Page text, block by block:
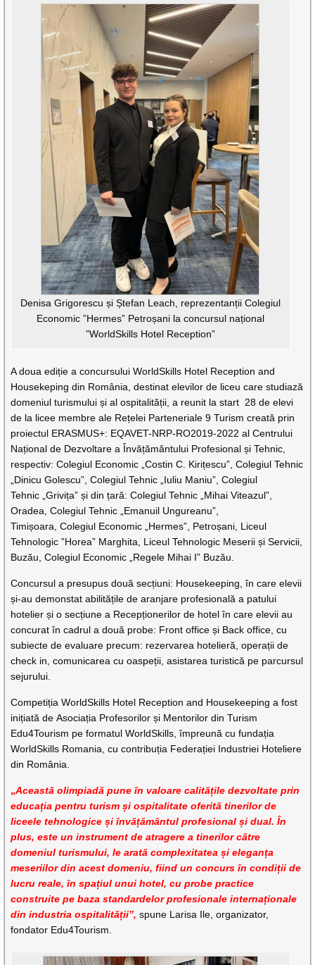
Denisa Grigorescu și Ștefan Leach, reprezentanții Colegiul
Economic ”Hermes” Petroșani la concursul național
”WorldSkills Hotel Reception”
A doua ediție a concursului WorldSkills Hotel Reception and
Housekeping din România, destinat elevilor de liceu care studiază
domeniul turismului și al ospitalității, a reunit la start 28 de elevi
de la licee membre ale Rețelei Parteneriale 9 Turism creată prin
proiectul ERASMUS+: EQAVET-NRP-RO2019-2022 al Centrului
Național de Dezvoltare a Învățământului Profesional și Tehnic,
respectiv: Colegiul Economic „Costin C. Kirițescu”, Colegiul Tehnic
„Dinicu Golescu”, Colegiul Tehnic „Iuliu Maniu”, Colegiul
Tehnic „Grivița” și din țară: Colegiul Tehnic „Mihai Viteazul”,
Oradea, Colegiul Tehnic „Emanuil Ungureanu”,
Timișoara, Colegiul Economic „Hermes”, Petroșani, Liceul
Tehnologic ”Horea” Marghita, Liceul Tehnologic Meserii și Servicii,
Buzău, Colegiul Economic „Regele Mihai I” Buzău.
Concursul a presupus două secțiuni: Housekeeping, în care elevii
și-au demonstat abilitățile de aranjare profesională a patului
hotelier și o secțiune a Recepționerilor de hotel în care elevii au
concurat în cadrul a două probe: Front office și Back office, cu
subiecte de evaluare precum: rezervarea hotelieră, operații de
check in, comunicarea cu oaspeții, asistarea turistică pe parcursul
sejurului.
Competiția WorldSkills Hotel Reception and Housekeeping a fost
inițiată de Asociația Profesorilor și Mentorilor din Turism
Edu4Tourism pe formatul WorldSkills, împreună cu fundația
WorldSkills Romania, cu contribuția Federației Industriei Hoteliere
din România.
„Această olimpiadă pune în valoare calitățile dezvoltate prin
educația pentru turism și ospitalitate oferită tinerilor de
liceele tehnologice și învățământul profesional și dual. În
plus, este un instrument de atragere a tinerilor către
domeniul turismului, le arată complexitatea și eleganța
meseriilor din acest domeniu, fiind un concurs în condiții de
lucru reale, în spațiul unui hotel, cu probe practice
construite pe baza standardelor profesionale internaționale
din industria ospitalității”, spune Larisa Ile, organizator,
fondator Edu4Tourism.